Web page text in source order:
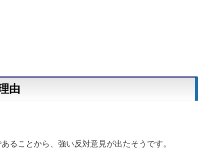
由
あることから、強い反対意見が出たそうです。